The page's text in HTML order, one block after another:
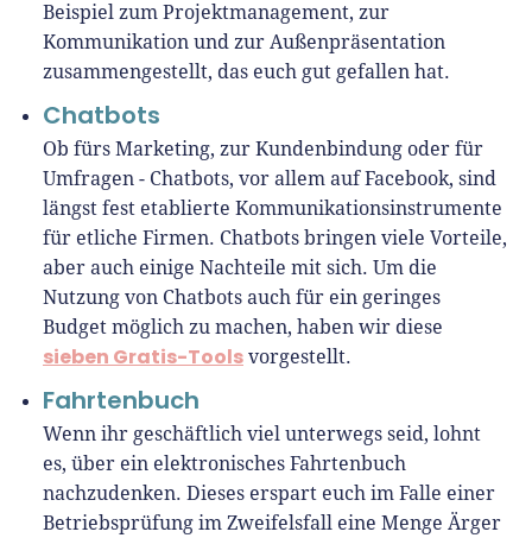
Beispiel zum Projektmanagement, zur
Kommunikation und zur Außenpräsentation
zusammengestellt, das euch gut gefallen hat.
Chatbots
Ob fürs Marketing, zur Kundenbindung oder für
Umfragen - Chatbots, vor allem auf Facebook, sind
längst fest etablierte Kommunikationsinstrumente
für etliche Firmen. Chatbots bringen viele Vorteile,
aber auch einige Nachteile mit sich. Um die
Nutzung von Chatbots auch für ein geringes
Budget möglich zu machen, haben wir diese
sieben Gratis-Tools vorgestellt.
Fahrtenbuch
Wenn ihr geschäftlich viel unterwegs seid, lohnt
es, über ein elektronisches Fahrtenbuch
nachzudenken. Dieses erspart euch im Falle einer
Betriebsprüfung im Zweifelsfall eine Menge Ärger